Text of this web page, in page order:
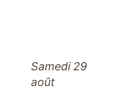
Samedi 29
août